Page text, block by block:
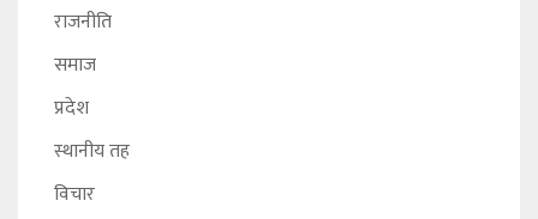
राजनीति
समाज
प्रदेश
स्थानीय तह
विचार